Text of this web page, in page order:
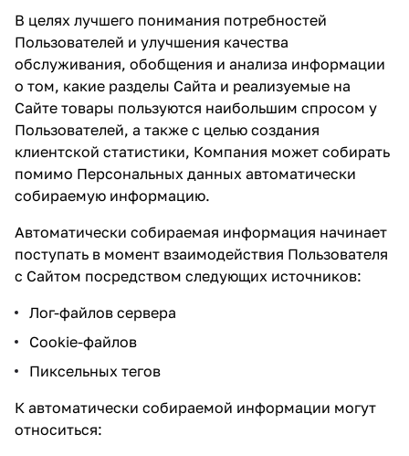
В целях лучшего понимания потребностей
Пользователей и улучшения качества
обслуживания, обобщения и анализа информации
о том, какие разделы Сайта и реализуемые на
Сайте товары пользуются наибольшим спросом у
Пользователей, а также с целью создания
клиентской статистики, Компания может собирать
помимо Персональных данных автоматически
собираемую информацию.
Автоматически собираемая информация начинает
поступать в момент взаимодействия Пользователя
с Сайтом посредством следующих источников:
Лог-файлов сервера
Cookie-файлов
Пиксельных тегов
К автоматически собираемой информации могут
относиться: